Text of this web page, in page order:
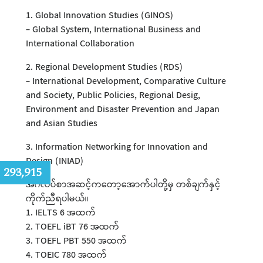
1. Global Innovation Studies (GINOS)
- Global System, International Business and
International Collaboration
2. Regional Development Studies (RDS)
- International Development, Comparative Culture
and Society, Public Policies, Regional Desig,
Environment and Disaster Prevention and Japan
and Asian Studies
3. Information Networking for Innovation and
Design (INIAD)
အင်္ဂလိပ်စာအဆင့်ကတော့အောက်ပါတို့မှ တစ်ချက်နှင့်
ကိုက်ညီရပါမယ်။
1. IELTS 6 အထက်
2. TOEFL iBT 76 အထက်
3. TOEFL PBT 550 အထက်
4. TOEIC 780 အထက်
293,915